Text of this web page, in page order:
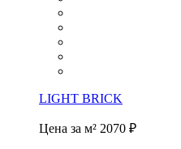
LIGHT BRICK
Цена за м² 2070 ₽